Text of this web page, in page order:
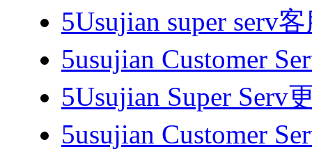
5Usujian super serv
5usujian Customer
5Usujian Super Serv
5usujian Customer